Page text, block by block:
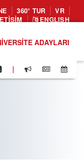
360° TUR
VR
ENGLISH
ADAYLARI
|